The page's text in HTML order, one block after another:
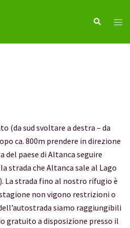
Cerca
(da sud svoltare a destra – da
ca. 800m prendere in direzione
del paese di Altanca seguire
strada che Altanca sale al Lago
La strada fino al nostro rifugio è
non vigono restrizioni o
siamo raggiungibili
gratuito a disposizione presso il